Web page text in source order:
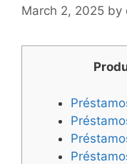
March 2, 2025 by